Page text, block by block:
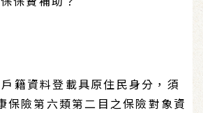
籍資料登載具原住民身分，須
保險第六類第二目之保險對象資